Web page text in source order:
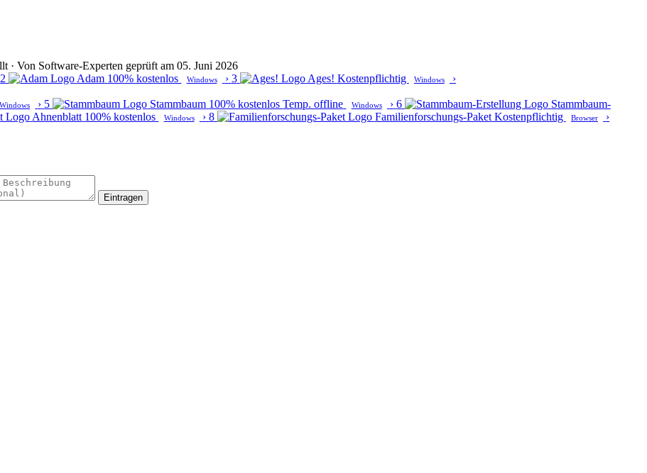
· Von Software-Experten geprüft am 05. Juni 2026
2 Adam 100% kostenlos Windows › 3 Ages! Kostenpflichtig Windows
›
Windows › 5 Stammbaum 100% kostenlosTemp. offline Windows › 6
Stammbaum-
Ahnenblatt 100% kostenlos Windows › 8 Familienforschungs-Paket Kostenpflichtig Browser ›
Eintragen